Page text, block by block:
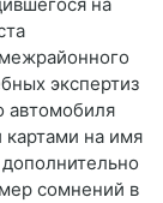
экспертиз
автомобиля
картами на имя
сомнений в